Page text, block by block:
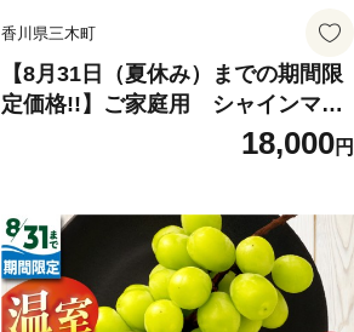
香川県三木町
【8月31日（夏休み）までの期間限
定価格!!】ご家庭用 シャインマス
カット 約1.9kg | シャインマスカ
ット マスカット ぶどう ブドウ 葡萄
の 国産 ギフト お裾分け 旬 人気 種
なし 皮ごと食べられる ジューシー
糖度が高い 先行受付 先行予約 季節
限定 おすすめ 旬の果物 香川 香川県
18,000円